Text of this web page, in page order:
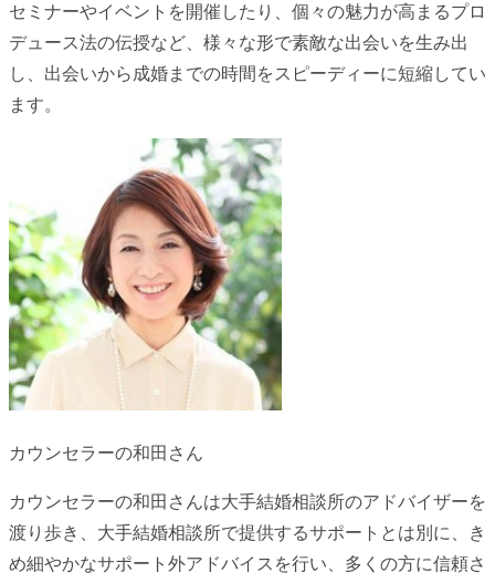
セミナーやイベントを開催したり、個々の魅力が高まるプロ
デュース法の伝授など、様々な形で素敵な出会いを生み出
し、出会いから成婚までの時間をスピーディーに短縮してい
ます。
カウンセラーの和田さん
カウンセラーの和田さんは大手結婚相談所のアドバイザーを
渡り歩き、大手結婚相談所で提供するサポートとは別に、き
め細やかなサポート外アドバイスを行い、多くの方に信頼さ